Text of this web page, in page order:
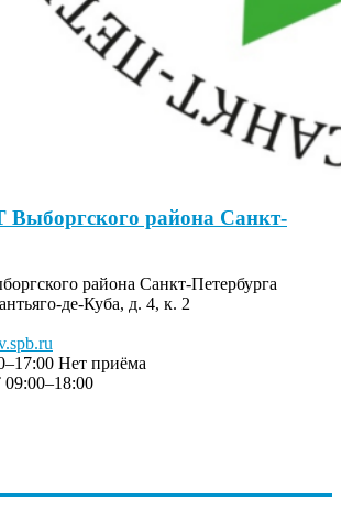
района Санкт-
района Санкт-Петербурга
де-Куба, д. 4, к. 2
Нет приёма